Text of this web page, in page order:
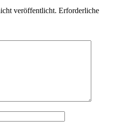
veröffentlicht. Erforderliche